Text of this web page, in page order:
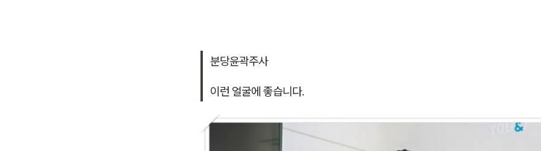
분당윤곽주사
이런 얼굴에 좋습니다.